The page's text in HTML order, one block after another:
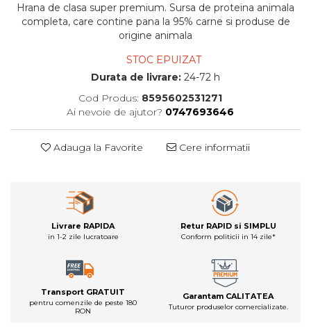
Hrana de clasa super premium. Sursa de proteina animala
completa, care contine pana la 95% carne si produse de
origine animala
STOC EPUIZAT
Durata de livrare: 24-72 h
Cod Produs: 8595602531271
Ai nevoie de ajutor? 0747693646
Adauga la Favorite Cere informatii
Livrare RAPIDA
in 1-2 zile lucratoare
Retur RAPID si SIMPLU
Conform politicii in 14 zile*
Transport GRATUIT
pentru comenzile de peste 180
RON
Garantam CALITATEA
Tuturor produselor comercializate.